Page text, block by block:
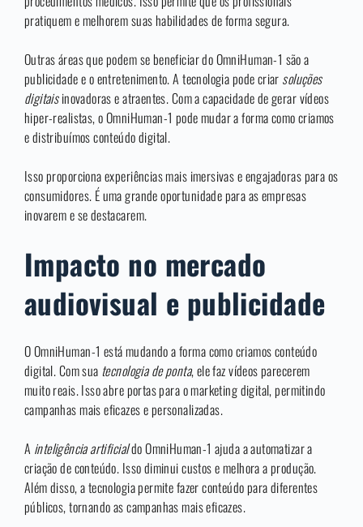
pratiquem e melhorem suas habilidades de forma segura.
Outras áreas que podem se beneficiar do OmniHuman-1 são a
publicidade e o entretenimento. A tecnologia pode criar soluções
digitaisinovadoras e atraentes. Com a capacidade de gerar vídeos
hiper-realistas, o OmniHuman-1 pode mudar a forma como criamos
e distribuímos conteúdo digital.
Isso proporciona experiências mais imersivas e engajadoras para os
consumidores. É uma grande oportunidade para as empresas
inovarem e se destacarem.
Impacto no mercado
audiovisual e publicidade
O OmniHuman-1 está mudando a forma como criamos conteúdo
digital. Com sua tecnologia de ponta, ele faz vídeos parecerem
muito reais. Isso abre portas para o marketing digital, permitindo
campanhas mais eficazes e personalizadas.
A inteligência artificialdo OmniHuman-1 ajuda a automatizar a
criação de conteúdo. Isso diminui custos e melhora a produção.
Além disso, a tecnologia permite fazer conteúdo para diferentes
públicos, tornando as campanhas mais eficazes.